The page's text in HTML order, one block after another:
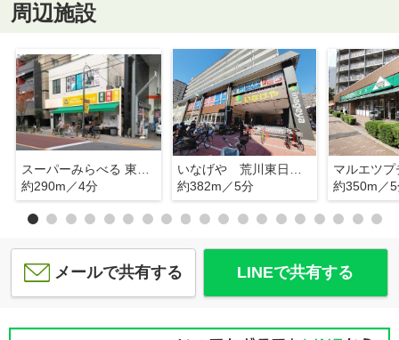
周辺施設
スーパーみらべる 東日暮里店
約290m／4分
いなげや 荒川東日暮里店
約382m／5分
約350m／
メールで共有する LINEで共有する